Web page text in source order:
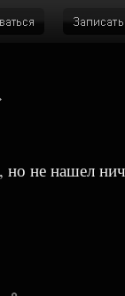
не нашел